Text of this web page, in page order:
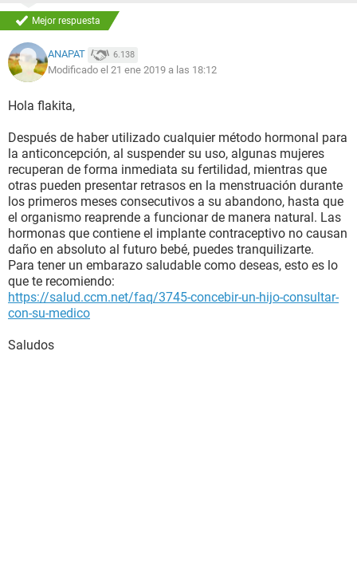
Mejor respuesta
ANAPAT 6.138
Modificado el 21 ene 2019 a las 18:12
Hola flakita,
Después de haber utilizado cualquier método hormonal para
la anticoncepción, al suspender su uso, algunas mujeres
recuperan de forma inmediata su fertilidad, mientras que
otras pueden presentar retrasos en la menstruación durante
los primeros meses consecutivos a su abandono, hasta que
el organismo reaprende a funcionar de manera natural. Las
hormonas que contiene el implante contraceptivo no causan
daño en absoluto al futuro bebé, puedes tranquilizarte.
Para tener un embarazo saludable como deseas, esto es lo
que te recomiendo:
https://salud.ccm.net/faq/3745-concebir-un-hijo-consultar-
con-su-medico
Saludos